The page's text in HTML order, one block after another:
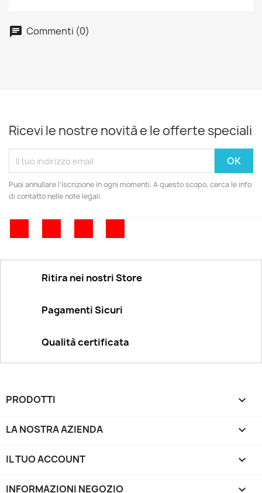
Commenti (0)
Ricevi le nostre novità e le offerte speciali
Puoi annullare l'iscrizione in ogni momenti. A questo scopo, cerca le info
di contatto nelle note legali.
Ritira nei nostri Store
Pagamenti Sicuri
Qualità certificata
PRODOTTI 
LA NOSTRA AZIENDA 
IL TUO ACCOUNT 
INFORMAZIONI NEGOZIO keyboard_arrow_down